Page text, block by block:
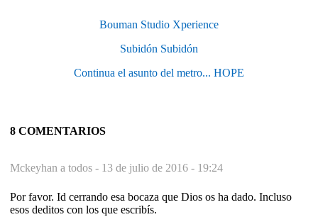
Bouman Studio Xperience
Subidón Subidón
Continua el asunto del metro... HOPE
8 COMENTARIOS
Mckeyhan a todos - 13 de julio de 2016 - 19:24
Por favor. Id cerrando esa bocaza que Dios os ha dado. Incluso
esos deditos con los que escribís.